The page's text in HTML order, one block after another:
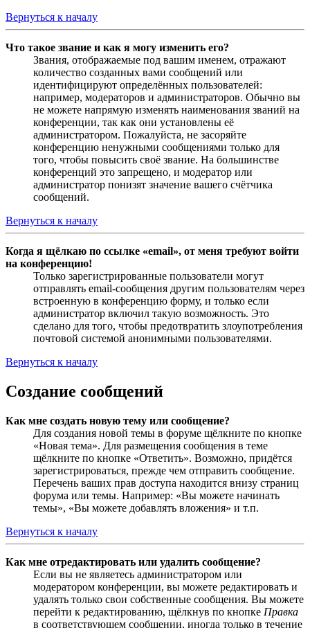
Вернуться к началу
Что такое звание и как я могу изменить его?
Звания, отображаемые под вашим именем, отражают
количество созданных вами сообщений или
идентифицируют определённых пользователей:
например, модераторов и администраторов. Обычно вы
не можете напрямую изменять наименования званий на
конференции, так как они установлены её
администратором. Пожалуйста, не засоряйте
конференцию ненужными сообщениями только для
того, чтобы повысить своё звание. На большинстве
конференций это запрещено, и модератор или
администратор понизят значение вашего счётчика
сообщений.
Вернуться к началу
Когда я щёлкаю по ссылке «email», от меня требуют войти
на конференцию!
Только зарегистрированные пользователи могут
отправлять email-сообщения другим пользователям через
встроенную в конференцию форму, и только если
администратор включил такую возможность. Это
сделано для того, чтобы предотвратить злоупотребления
почтовой системой анонимными пользователями.
Вернуться к началу
Создание сообщений
Как мне создать новую тему или сообщение?
Для создания новой темы в форуме щёлкните по кнопке
«Новая тема». Для размещения сообщения в теме
щёлкните по кнопке «Ответить». Возможно, придётся
зарегистрироваться, прежде чем отправить сообщение.
Перечень ваших прав доступа находится внизу страниц
форума или темы. Например: «Вы можете начинать
темы», «Вы можете добавлять вложения» и т.п.
Вернуться к началу
Как мне отредактировать или удалить сообщение?
Если вы не являетесь администратором или
модератором конференции, вы можете редактировать и
удалять только свои собственные сообщения. Вы можете
перейти к редактированию, щёлкнув по кнопке Правка
в соответствующем сообщении, иногда только в течение